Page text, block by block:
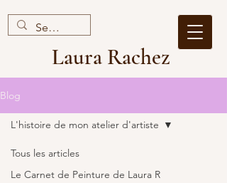
Laura Rachez
Blog
Tous les articles
Le Carnet de Peinture de Laura R
L'histoire de mon atelier d'artiste